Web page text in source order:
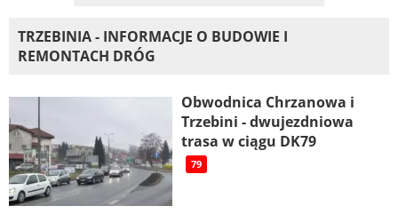
TRZEBINIA - INFORMACJE O BUDOWIE I
REMONTACH DRÓG
Obwodnica Chrzanowa i
Trzebini - dwujezdniowa
trasa w ciągu DK79
79